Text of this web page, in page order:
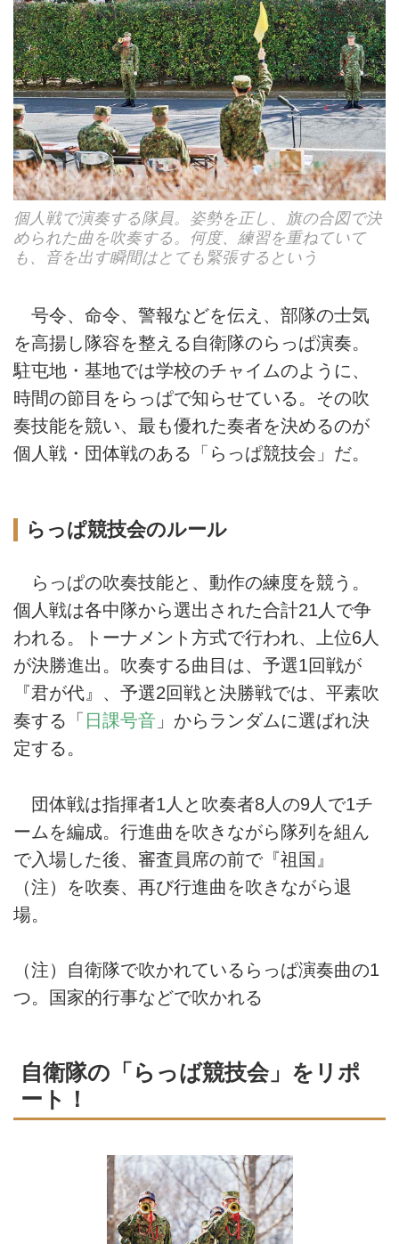
個人戦で演奏する隊員。姿勢を正し、旗の合図で決
められた曲を吹奏する。何度、練習を重ねていて
も、音を出す瞬間はとても緊張するという
号令、命令、警報などを伝え、部隊の士気
を高揚し隊容を整える自衛隊のらっぱ演奏。
駐屯地・基地では学校のチャイムのように、
時間の節目をらっぱで知らせている。その吹
奏技能を競い、最も優れた奏者を決めるのが
個人戦・団体戦のある「らっぱ競技会」だ。
らっぱ競技会のルール
らっぱの吹奏技能と、動作の練度を競う。
個人戦は各中隊から選出された合計21人で争
われる。トーナメント方式で行われ、上位6人
が決勝進出。吹奏する曲目は、予選1回戦が
『君が代』、予選2回戦と決勝戦では、平素吹
奏する「 日課号音 」からランダムに選ばれ決
定する。
団体戦は指揮者1人と吹奏者8人の9人で1チ
ームを編成。行進曲を吹きながら隊列を組ん
で入場した後、審査員席の前で『祖国』
（注）を吹奏、再び行進曲を吹きながら退
場。
（注）自衛隊で吹かれているらっぱ演奏曲の1
つ。国家的行事などで吹かれる
自衛隊の「らっば競技会」をリポ
ート！